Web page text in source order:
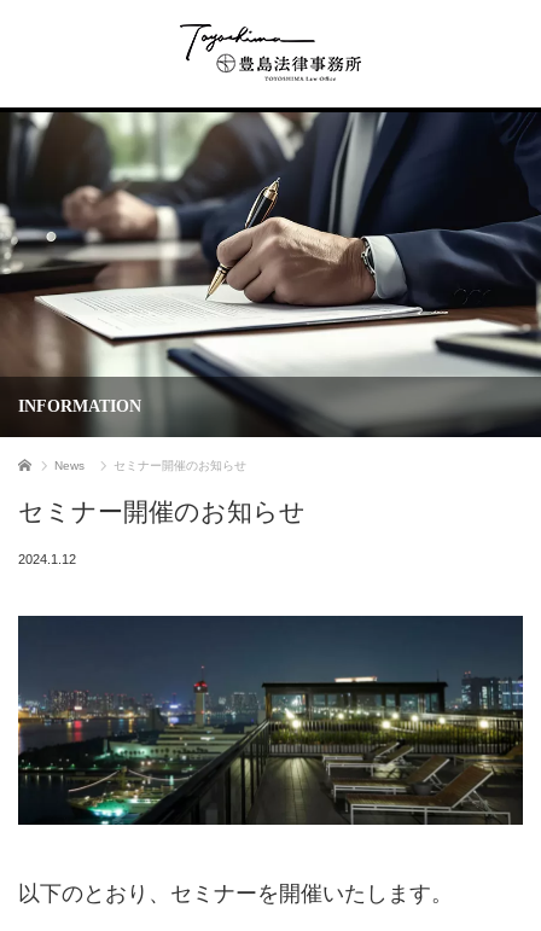
INFORMATION
Home News セミナー開催のお知らせ
セミナー開催のお知らせ
2024.1.12
以下のとおり、セミナーを開催いたします。